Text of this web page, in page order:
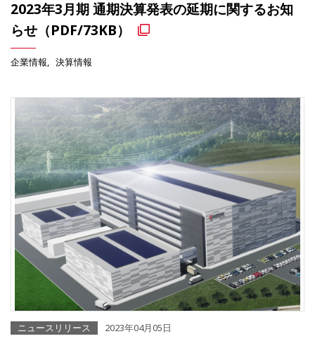
2023年3月期 通期決算発表の延期に関するお知
らせ（PDF/73KB）
企業情報 決算情報
ニュースリリース 2023年04月05日